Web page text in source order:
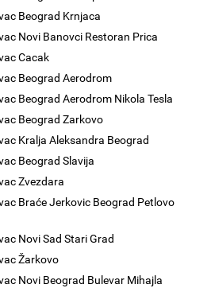
Beograd Krnjaca
Novi Banovci Restoran Prica
Cacak
Beograd Aerodrom
Beograd Aerodrom Nikola Tesla
Beograd Zarkovo
Kralja Aleksandra Beograd
Beograd Slavija
Zvezdara
Braće Jerkovic Beograd Petlovo
Novi Sad Stari Grad
Žarkovo
Novi Beograd Bulevar Mihajla